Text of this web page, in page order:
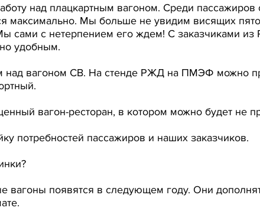
над плацкартным вагоном. Среди
максимально. Мы больше не увидим висящих
сами с нетерпением его ждем! С заказчиками
удобным.
вагоном СВ. На стенде РЖД на ПМЭФ можно
вагон-ресторан, в котором можно будет не
потребностей пассажиров и наших заказчиков.
появятся в следующем году. Они дополнят